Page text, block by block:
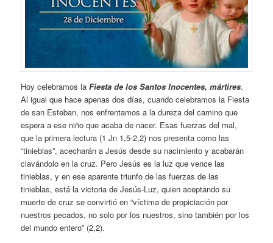
Hoy celebramos laFiesta de los Santos Inocentes, mártires.
Al igual que hace apenas dos días, cuando celebramos la Fiesta
de san Esteban, nos enfrentamos a la dureza del camino que
espera a ese niño que acaba de nacer. Esas fuerzas del mal,
que la primera lectura (1 Jn 1,5-2,2) nos presenta como las
“tinieblas”, acecharán a Jesús desde su nacimiento y acabarán
clavándolo en la cruz. Pero Jesús es la luz que vence las
tinieblas, y en ese aparente triunfo de las fuerzas de las
tinieblas, está la victoria de Jesús-Luz, quien aceptando su
muerte de cruz se convirtió en “víctima de propiciación por
nuestros pecados, no solo por los nuestros, sino también por los
del mundo entero” (2,2).